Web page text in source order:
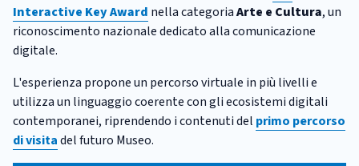
Interactive Key Award nella categoriaArte e Cultura, un
riconoscimento nazionale dedicato alla comunicazione
digitale.
L'esperienza propone un percorso virtuale in più livelli e
utilizza un linguaggio coerente con gli ecosistemi digitali
contemporanei, riprendendo i contenuti del primo percorso
di visitadel futuro Museo.